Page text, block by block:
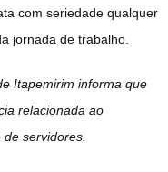
com seriedade qualquer
jornada de trabalho.
Itapemirim informa que
relacionada ao
servidores.